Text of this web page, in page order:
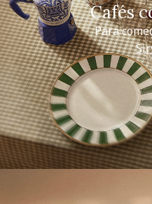
Cafés
Para